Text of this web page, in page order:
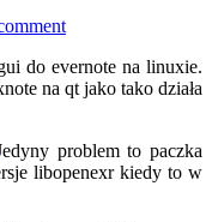
on
beta
5
do evernote na linuxie.
na qt jako tako działa
problem to paczka
libopenexr kiedy to w